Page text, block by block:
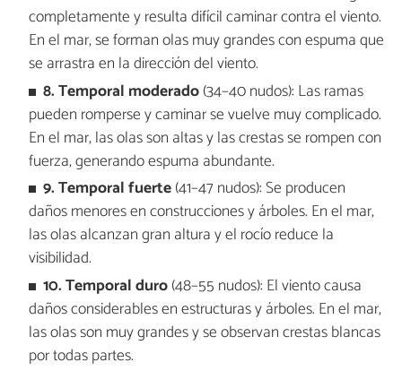
completamente y resulta difícil caminar contra el viento.
En el mar, se forman olas muy grandes con espuma que
se arrastra en la dirección del viento.
8. Temporal moderado(34–40 nudos): Las ramas
pueden romperse y caminar se vuelve muy complicado.
En el mar, las olas son altas y las crestas se rompen con
fuerza, generando espuma abundante.
9. Temporal fuerte(41–47 nudos): Se producen
daños menores en construcciones y árboles. En el mar,
las olas alcanzan gran altura y el rocío reduce la
visibilidad.
10. Temporal duro(48–55 nudos): El viento causa
daños considerables en estructuras y árboles. En el mar,
las olas son muy grandes y se observan crestas blancas
por todas partes.